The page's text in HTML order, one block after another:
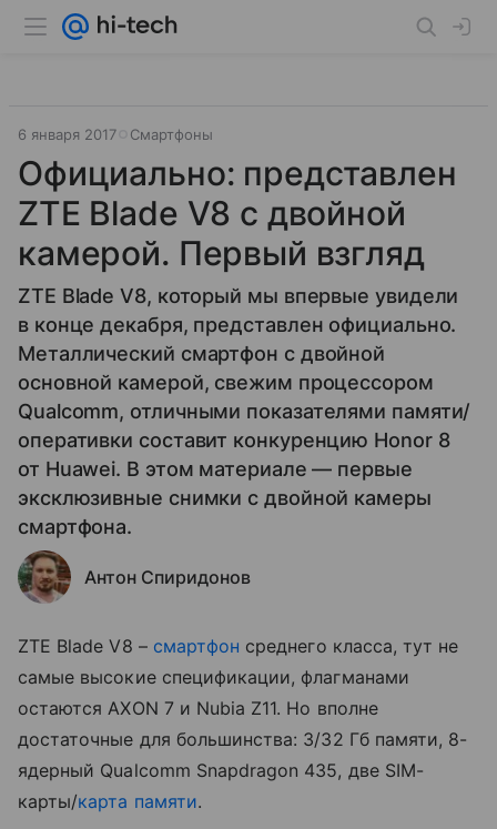
6 января 2017 Смартфоны
Официально: представлен
ZTE Blade V8 с двойной
камерой. Первый взгляд
ZTE Blade V8, который мы впервые увидели
в конце декабря, представлен официально.
Металлический смартфон с двойной
основной камерой, свежим процессором
Qualcomm, отличными показателями памяти/
оперативки составит конкуренцию Honor 8
от Huawei. В этом материале — первые
эксклюзивные снимки с двойной камеры
смартфона.
Антон Спиридонов
ZTE Blade V8 – смартфон среднего класса, тут не
самые высокие спецификации, флагманами
остаются AXON 7 и Nubia Z11. Но вполне
достаточные для большинства: 3/32 Гб памяти, 8-
ядерный Qualcomm Snapdragon 435, две SIM-
карты/карта памяти.